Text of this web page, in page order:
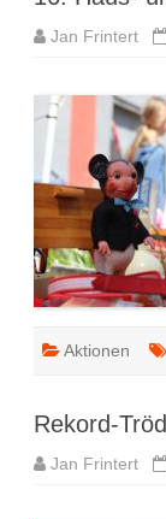
Jan Frintert
Aktionen
Rekord-
Jan Frintert